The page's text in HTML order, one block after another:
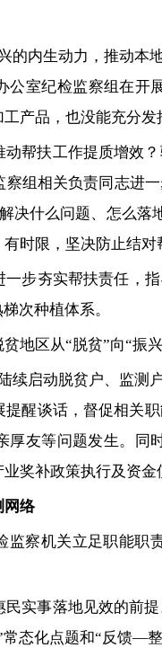
的内生动力，推动本
公室纪检监察组在开
产品，也没能充分发
帮扶工作提质增效
组相关负责同志进
决什么问题、怎么
时限，坚决防止结对
步夯实帮扶责任，
次种植体系。
地区从“脱贫”向“振
续启动脱贫户、监测
醒谈话，督促相关
厚友等问题发生。
奖补政策执行及资
网络
监察机关立足职能职
实事落地见效的前
态化点题和“反馈—